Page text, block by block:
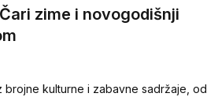
zime i novogodišnji
brojne kulturne i zabavne sadržaje, od